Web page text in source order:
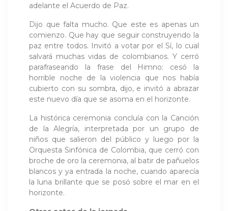
adelante el Acuerdo de Paz.
Dijo que falta mucho. Que este es apenas un
comienzo. Que hay que seguir construyendo la
paz entre todos. Invitó a votar por el Sí, lo cual
salvará muchas vidas de colombianos. Y cerró
parafraseando la frase del Himno: cesó la
horrible noche de la violencia que nos había
cubierto con su sombra, dijo, e invitó a abrazar
este nuevo día que se asoma en el horizonte.
La histórica ceremonia concluía con la Canción
de la Alegría, interpretada por un grupo de
niños que salieron del público y luego por la
Orquesta Sinfónica de Colombia, que cerró con
broche de oro la ceremonia, al batir de pañuelos
blancos y ya entrada la noche, cuando aparecía
la luna brillante que se posó sobre el mar en el
horizonte.